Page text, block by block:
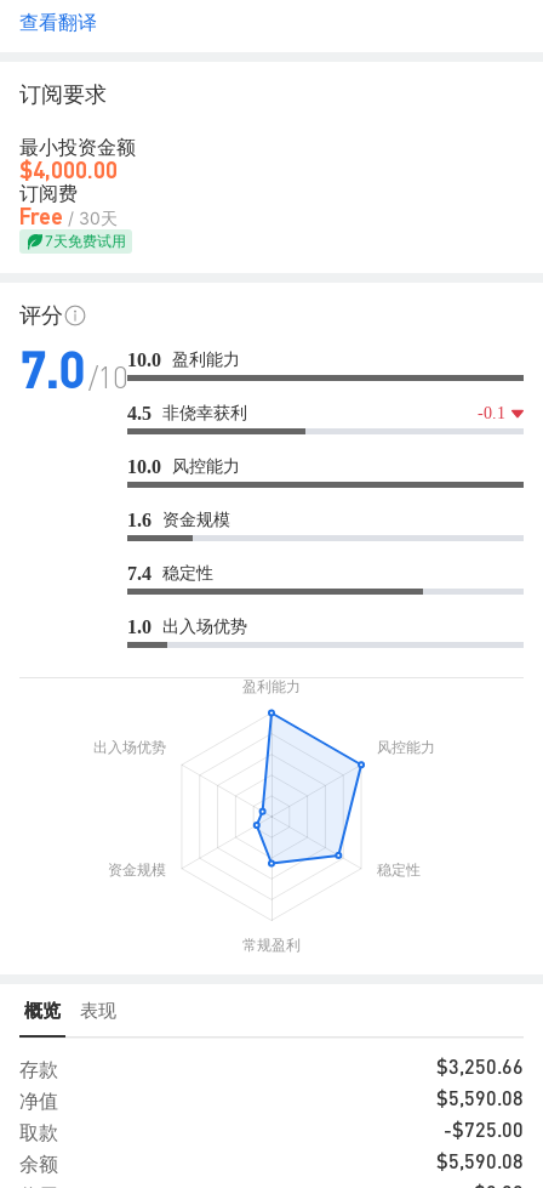
查看翻译
订阅要求
最小投资金额
$4,000.00
订阅费
Free / 30天
7天免费试用
评分
7.0/1010.0 盈利能力
4.5 非侥幸获利 -0.1
10.0 风控能力
1.6 资金规模
7.4 稳定性
1.0 出入场优势
概览 表现
存款 $3,250.66
净值 $5,590.08
取款 -$725.00
余额 $5,590.08